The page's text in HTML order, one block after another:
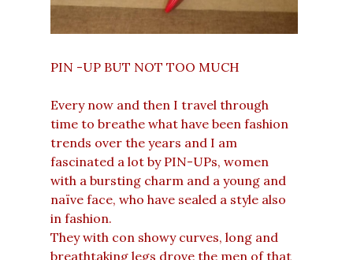
PIN -UP BUT NOT TOO MUCH
Every now and then I travel through
time to breathe what have been fashion
trends over the years and I am
fascinated a lot by PIN-UPs, women
with a bursting charm and a young and
naïve face, who have sealed a style also
in fashion.
They with con showy curves, long and
breathtaking legs drove the men of that